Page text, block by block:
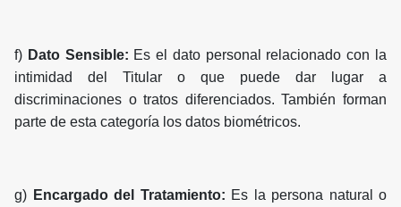
f) Dato Sensible: Es el dato personal relacionado con la
intimidad del Titular o que puede dar lugar a
discriminaciones o tratos diferenciados. También forman
parte de esta categoría los datos biométricos.
g) Encargado del Tratamiento: Es la persona natural o